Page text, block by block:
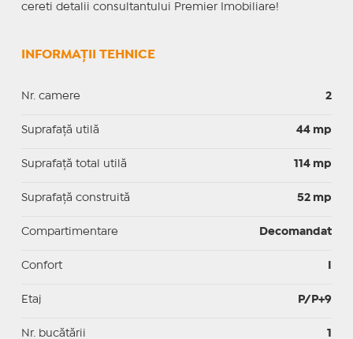
cereti detalii consultantului Premier Imobiliare!
INFORMAȚII TEHNICE
Nr. camere 2
Suprafaţă utilă 44 mp
Suprafaţă total utilă 114 mp
Suprafaţă construită 52 mp
Compartimentare Decomandat
Confort
Etaj P/P+9
Nr. bucătării 1